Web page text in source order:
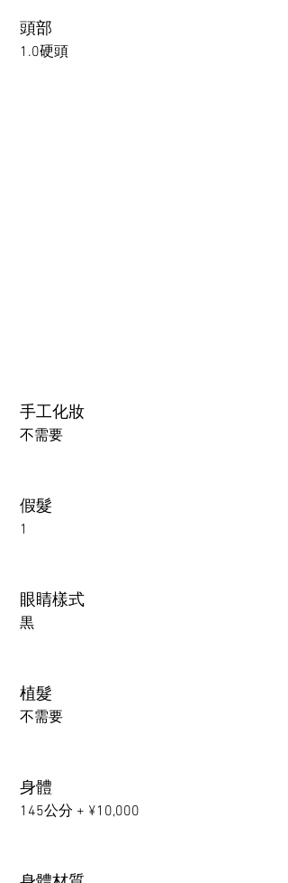
頭部
1.0硬頭
手工化妝
不需要
假髮
1
眼睛樣式
黒
植髮
不需要
身體
145公分 + ¥10,000